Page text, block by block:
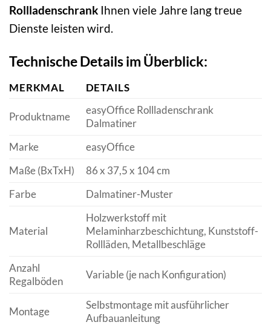
Rollladenschrank Ihnen viele Jahre lang treue
Dienste leisten wird.
Technische Details im Überblick:
MERKMAL DETAILS
Produktname
easyOffice Rollladenschrank
Dalmatiner
Marke
easyOffice
Maße (BxTxH)
86 x 37,5 x 104 cm
Farbe
Dalmatiner-Muster
Material
Holzwerkstoff mit
Melaminharzbeschichtung, Kunststoff-
Rollläden, Metallbeschläge
Anzahl
Regalböden
Variable (je nach Konfiguration)
Montage
Selbstmontage mit ausführlicher
Aufbauanleitung